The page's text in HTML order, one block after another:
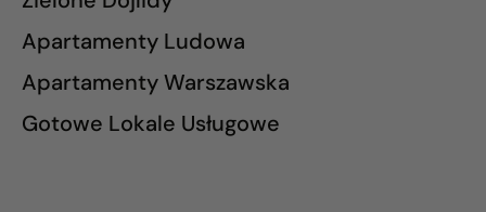
Apartamenty Ludowa
Apartamenty Warszawska
Gotowe Lokale Usługowe